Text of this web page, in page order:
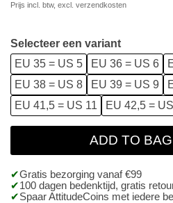
Prijs incl. btw, excl. verzendkosten
Selecteer een variant
EU 35 = US 5
EU 36 = US 6
EU 38 = US 8
EU 39 = US 9
EU 41,5 = US 11
EU 42,5 =
ADD TO BAG
Gratis bezorging vanaf €99
100 dagen bedenktijd, gratis
Spaar AttitudeCoins met iedere